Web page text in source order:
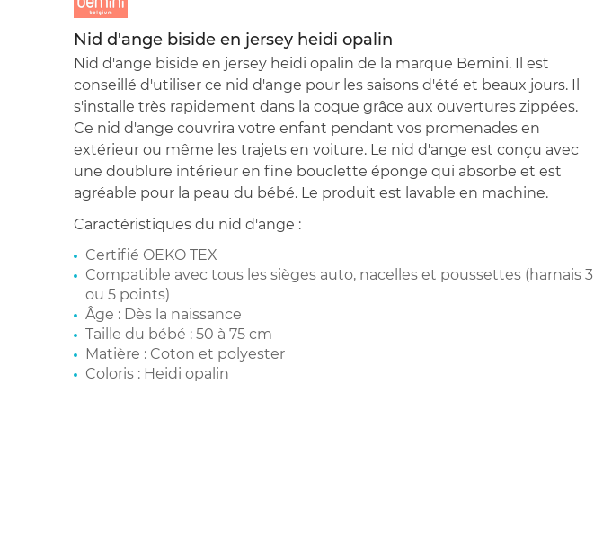
Nid d'ange biside en jersey heidi opalin
Nid d'ange biside en jersey heidi opalin de la marque Bemini. Il est
conseillé d'utiliser ce nid d'ange pour les saisons d'été et beaux jours. Il
s'installe très rapidement dans la coque grâce aux ouvertures zippées.
Ce nid d'ange couvrira votre enfant pendant vos promenades en
extérieur ou même les trajets en voiture. Le nid d'ange est conçu avec
une doublure intérieur en fine bouclette éponge qui absorbe et est
agréable pour la peau du bébé. Le produit est lavable en machine.
Caractéristiques du nid d'ange :
Certifié OEKO TEX
Compatible avec tous les sièges auto, nacelles et poussettes (harnais 3
ou 5 points)
Âge : Dès la naissance
Taille du bébé : 50 à 75 cm
Matière : Coton et polyester
Coloris : Heidi opalin